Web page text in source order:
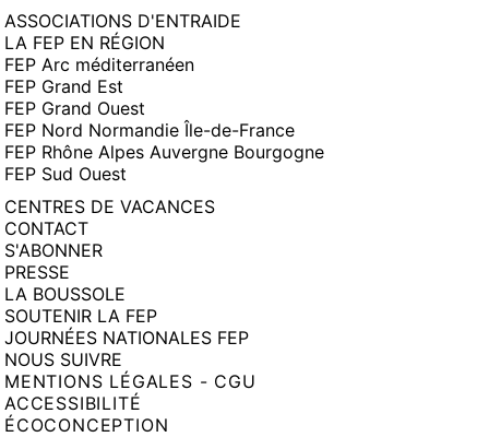
ASSOCIATIONS D'ENTRAIDE
LA FEP EN RÉGION
FEP Arc méditerranéen
FEP Grand Est
FEP Grand Ouest
FEP Nord Normandie Île-de-France
FEP Rhône Alpes Auvergne Bourgogne
FEP Sud Ouest
CENTRES DE VACANCES
CONTACT
S'ABONNER
PRESSE
LA BOUSSOLE
SOUTENIR LA FEP
JOURNÉES NATIONALES FEP
NOUS SUIVRE
MENTIONS LÉGALES - CGU
ACCESSIBILITÉ
ÉCOCONCEPTION